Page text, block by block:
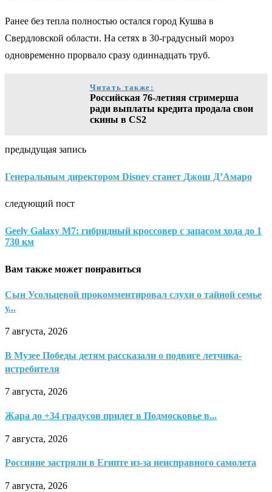
Ранее без тепла полностью остался город Кушва в
Свердловской области. На сетях в 30-градусный мороз
одновременно прорвало сразу одиннадцать труб.
Читать также:
Российская 76-летняя стримерша
ради выплаты кредита продала свои
скины в CS2
предыдущая запись
Генеральным директором Disney станет Джош Д’Амаро
следующий пост
Geely Galaxy M7: гибридный кроссовер с запасом хода до 1
730 км
Вам также может понравиться
Сын Усольцевой прокомментировал слухи о тайной семье
у...
7 августа, 2026
В Музее Победы детям рассказали о подвиге летчика-
истребителя
7 августа, 2026
Жара до +34 градусов придет в Подмосковье в...
7 августа, 2026
Россияне застряли в Египте из-за неисправного самолета
7 августа, 2026